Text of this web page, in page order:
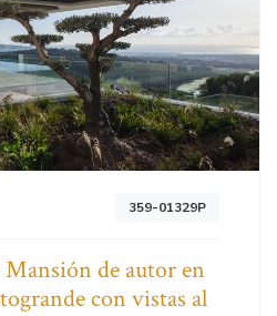
359-01329P
de autor en
con vistas al